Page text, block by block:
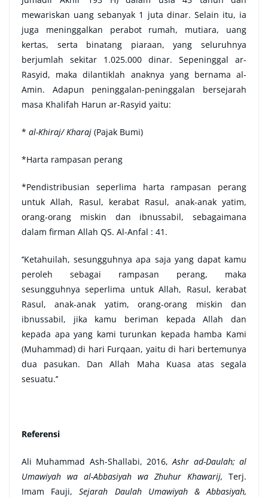
mewariskan uang sebanyak 1 juta dinar. Selain itu, ia
juga meninggalkan perabot rumah, mutiara, uang
kertas, serta binatang piaraan, yang seluruhnya
berjumlah sekitar 1.025.000 dinar. Sepeninggal ar-
Rasyid, maka dilantiklah anaknya yang bernama al-
Amin. Adapun peninggalan-peninggalan bersejarah
masa Khalifah Harun ar-Rasyid yaitu:
* al-Khiraj/ Kharaj (Pajak Bumi)
*Harta rampasan perang
*Pendistribusian seperlima harta rampasan perang
untuk Allah, Rasul, kerabat Rasul, anak-anak yatim,
orang-orang miskin dan ibnussabil, sebagaimana
dalam firman Allah QS. Al-Anfal : 41.
‘’Ketahuilah, sesungguhnya apa saja yang dapat kamu
peroleh sebagai rampasan perang, maka
sesungguhnya seperlima untuk Allah, Rasul, kerabat
Rasul, anak-anak yatim, orang-orang miskin dan
ibnussabil, jika kamu beriman kepada Allah dan
kepada apa yang kami turunkan kepada hamba Kami
(Muhammad) di hari Furqaan, yaitu di hari bertemunya
dua pasukan. Dan Allah Maha Kuasa atas segala
sesuatu.’’
Referensi
Ali Muhammad Ash-Shallabi, 2016,Ashr ad-Daulah; al
Umawiyah wa al-Abbasiyah wa Zhuhur Khawarij, Terj.
Imam Fauji,Sejarah Daulah Umawiyah & Abbasiyah,